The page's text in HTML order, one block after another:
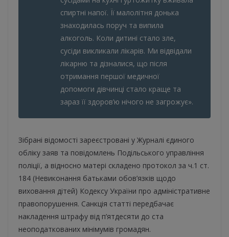
спиртні напої. Її малолітня донька
знаходилась поруч та випила
алкоголь. Коли дитині стало зле,
сусіди викликали лікарів. Ми відвідали
лікарню та дізналися, що після
отримання першої медичної
допомоги дівчинці стало краще та
зараз її здоров’ю нічого не загрожує».
Зібрані відомості зареєстровані у Журналі єдиного
обліку заяв та повідомлень Подільського управління
поліції, а відносно матері складено протокол за ч.1 ст.
184 (Невиконання батьками обов’язків щодо
виховання дітей) Кодексу України про адміністративне
правопорушення. Санкція статті передбачає
накладення штрафу від п’ятдесяти до ста
неоподаткованих мінімумів громадян.